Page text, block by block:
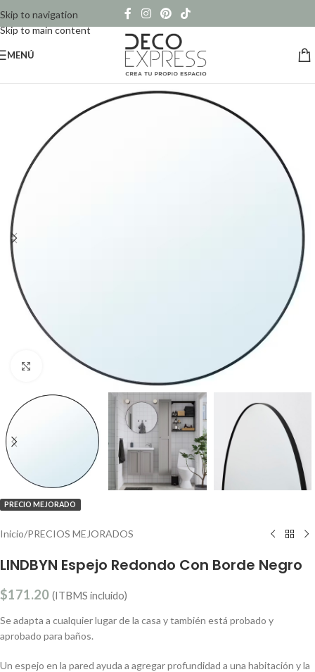
Skip to navigation
Skip to main content
MENÚ
Clic para ampliar
PRECIO MEJORADO
Inicio/PRECIOS MEJORADOS
LINDBYN Espejo Redondo Con Borde Negro
$171.20 (ITBMS incluido)
Se adapta a cualquier lugar de la casa y también está probado y
aprobado para baños.
Un espejo en la pared ayuda a agregar profundidad a una habitación y la